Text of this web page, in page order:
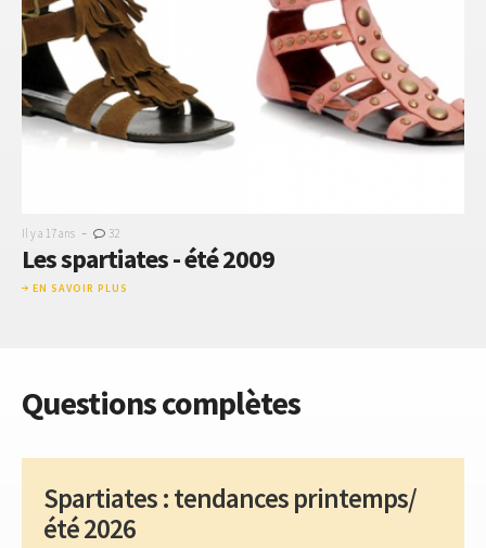
Il y a 17 ans - 32
Les spartiates - été 2009
EN SAVOIR PLUS
Questions complètes
Spartiates : tendances printemps/
été 2026